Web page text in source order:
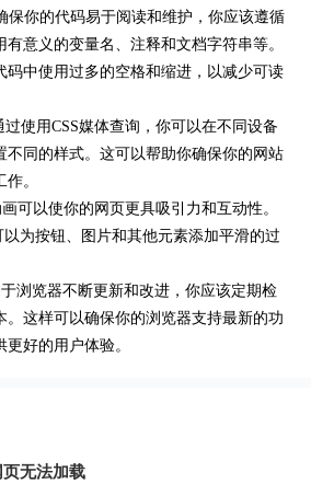
保你的代码易于阅读和维护，你应该遵循
意义的变量名、注释和文档字符串等。
码中使用过多的空格和缩进，以减少可读
过使用CSS媒体查询，你可以在不同设备
不同的样式。这可以帮助你确保你的网站
。
可以使你的网页更具吸引力和互动性。
以为按钮、图片和其他元素添加平滑的过
浏览器不断更新和改进，你应该定期检
。这样可以确保你的浏览器支持最新的功
好的用户体验。
无法加载